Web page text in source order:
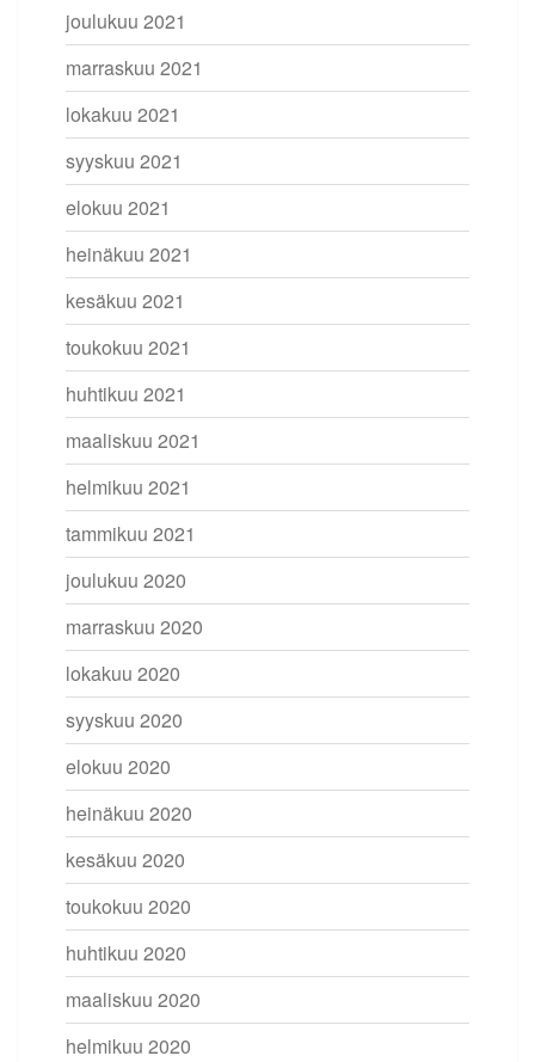
joulukuu 2021
marraskuu 2021
lokakuu 2021
syyskuu 2021
elokuu 2021
heinäkuu 2021
kesäkuu 2021
toukokuu 2021
huhtikuu 2021
maaliskuu 2021
helmikuu 2021
tammikuu 2021
joulukuu 2020
marraskuu 2020
lokakuu 2020
syyskuu 2020
elokuu 2020
heinäkuu 2020
kesäkuu 2020
toukokuu 2020
huhtikuu 2020
maaliskuu 2020
helmikuu 2020